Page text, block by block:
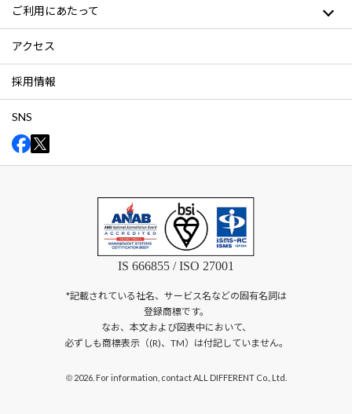
ご利用にあたって
アクセス
採用情報
SNS
IS 666855 / ISO 27001
*記載されている社名、サービス名などの固有名詞は
登録商標です。
なお、本文および図表中において、
必ずしも商標表示（(R)、TM）は付記していません。
©2026. For information, contact ALL DIFFERENT Co., Ltd.